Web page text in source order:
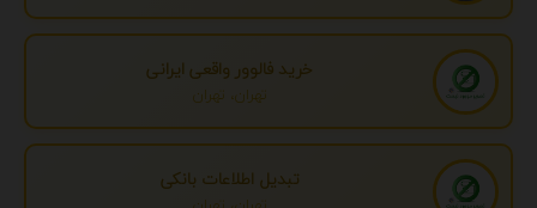
خرید فالوور واقعی ایرانی
تهران، تهران
تبدیل اطلاعات بانکی